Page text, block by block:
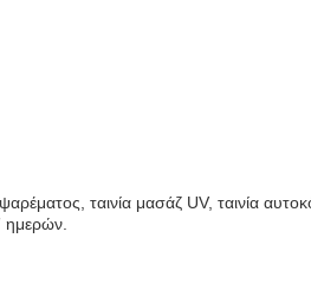
ταινία μασάζ UV, ταινία
ημερών.